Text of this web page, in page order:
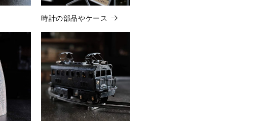
時計の部品やケース